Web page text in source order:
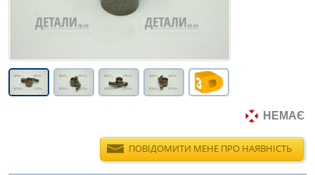
НЕМАЄ
ПОВІДОМИТИ МЕНЕ ПРО НАЯВНІСТЬ